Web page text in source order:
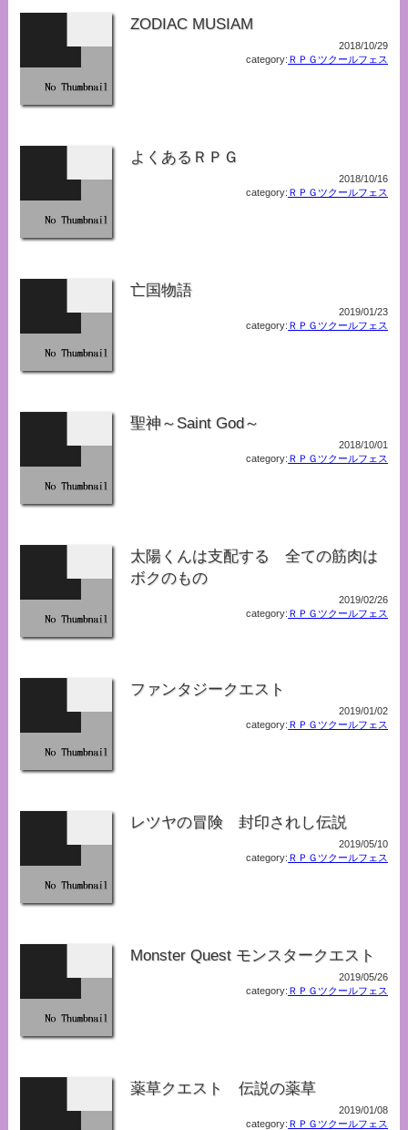
ZODIAC MUSIAM
2018/10/29
category: ＲＰＧツクールフェス
よくあるＲＰＧ
2018/10/16
category: ＲＰＧツクールフェス
亡国物語
2019/01/23
category: ＲＰＧツクールフェス
聖神～Saint God～
2018/10/01
category: ＲＰＧツクールフェス
太陽くんは支配する 全ての筋肉は
ボクのもの
2019/02/26
category: ＲＰＧツクールフェス
ファンタジークエスト
2019/01/02
category: ＲＰＧツクールフェス
レツヤの冒険 封印されし伝説
2019/05/10
category: ＲＰＧツクールフェス
Monster Quest モンスタークエスト
2019/05/26
category: ＲＰＧツクールフェス
薬草クエスト 伝説の薬草
2019/01/08
category: ＲＰＧツクールフェス